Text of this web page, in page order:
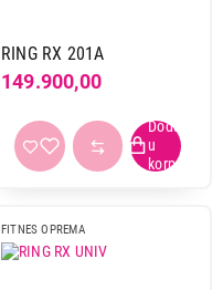
RING RX 201A
149.900,00
FITNES OPREMA